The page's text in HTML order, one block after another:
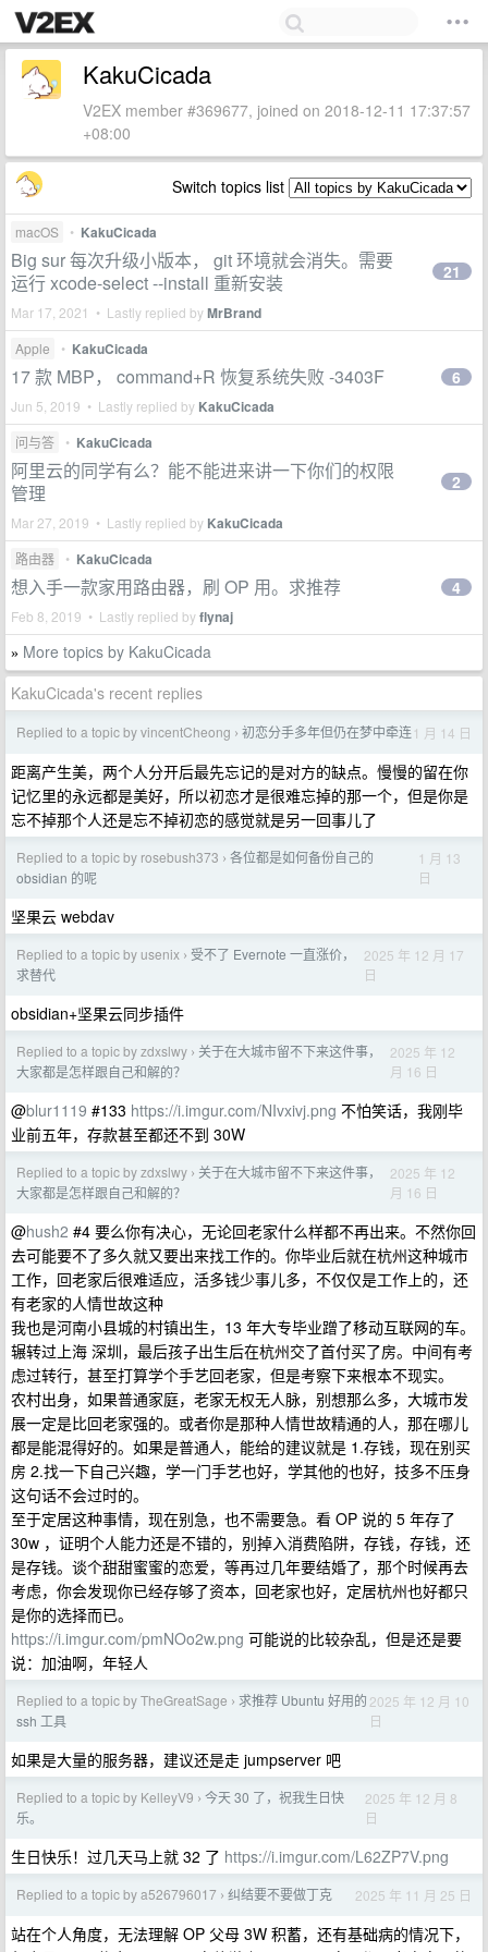
KakuCicada
V2EX member #369677, joined on 2018-12-11 17:37:57
+08:00
Switch topics list
macOS • KakuCicada
Big sur 每次升级小版本， git 环境就会消失。需要
运行 xcode-select --install 重新安装
Mar 17, 2021 • Lastly replied byMrBrand
21
Apple • KakuCicada
17 款 MBP， command+R 恢复系统失败 -3403F
Jun 5, 2019 • Lastly replied by KakuCicada
6
问与答 • KakuCicada
阿里云的同学有么？能不能进来讲一下你们的权限
管理
Mar 27, 2019 • Lastly replied by KakuCicada
2
路由器 • KakuCicada
想入手一款家用路由器，刷 OP 用。求推荐
Feb 8, 2019 • Lastly replied byflynaj
4
» More topics by KakuCicada
KakuCicada's recent replies
Replied to a topic by vincentCheong › 初恋分手多年但仍在梦中牵连1 月 14 日
距离产生美，两个人分开后最先忘记的是对方的缺点。慢慢的留在你
记忆里的永远都是美好，所以初恋才是很难忘掉的那一个，但是你是
忘不掉那个人还是忘不掉初恋的感觉就是另一回事儿了
Replied to a topic by rosebush373 › 各位都是如何备份自己的
obsidian 的呢
1 月 13
日
坚果云 webdav
Replied to a topic by usenix › 受不了 Evernote 一直涨价，
求替代
2025 年 12 月 17
日
obsidian+坚果云同步插件
Replied to a topic by zdxslwy › 关于在大城市留不下来这件事，
大家都是怎样跟自己和解的？
2025 年 12
月 16 日
@blur1119 #133 https://i.imgur.com/NIvxivj.png 不怕笑话，我刚毕
业前五年，存款甚至都还不到 30W
Replied to a topic by zdxslwy › 关于在大城市留不下来这件事，
大家都是怎样跟自己和解的？
2025 年 12
月 16 日
@hush2 #4 要么你有决心，无论回老家什么样都不再出来。不然你回
去可能要不了多久就又要出来找工作的。你毕业后就在杭州这种城市
工作，回老家后很难适应，活多钱少事儿多，不仅仅是工作上的，还
有老家的人情世故这种
我也是河南小县城的村镇出生，13 年大专毕业蹭了移动互联网的车。
辗转过上海 深圳，最后孩子出生后在杭州交了首付买了房。中间有考
虑过转行，甚至打算学个手艺回老家，但是考察下来根本不现实。
农村出身，如果普通家庭，老家无权无人脉，别想那么多，大城市发
展一定是比回老家强的。或者你是那种人情世故精通的人，那在哪儿
都是能混得好的。如果是普通人，能给的建议就是 1.存钱，现在别买
房 2.找一下自己兴趣，学一门手艺也好，学其他的也好，技多不压身
这句话不会过时的。
至于定居这种事情，现在别急，也不需要急。看 OP 说的 5 年存了
30w ，证明个人能力还是不错的，别掉入消费陷阱，存钱，存钱，还
是存钱。谈个甜甜蜜蜜的恋爱，等再过几年要结婚了，那个时候再去
考虑，你会发现你已经存够了资本，回老家也好，定居杭州也好都只
是你的选择而已。
https://i.imgur.com/pmNOo2w.png 可能说的比较杂乱，但是还是要
说：加油啊，年轻人
Replied to a topic by TheGreatSage › 求推荐 Ubuntu 好用的
ssh 工具
2025 年 12 月 10
日
如果是大量的服务器，建议还是走 jumpserver 吧
Replied to a topic by KelleyV9 › 今天 30 了，祝我生日快
乐。
2025 年 12 月 8
日
生日快乐！过几天马上就 32 了 https://i.imgur.com/L62ZP7V.png
Replied to a topic by a526796017 › 纠结要不要做丁克 2025 年 11 月 25 日
站在个人角度，无法理解 OP 父母 3W 积蓄，还有基础病的情况下，